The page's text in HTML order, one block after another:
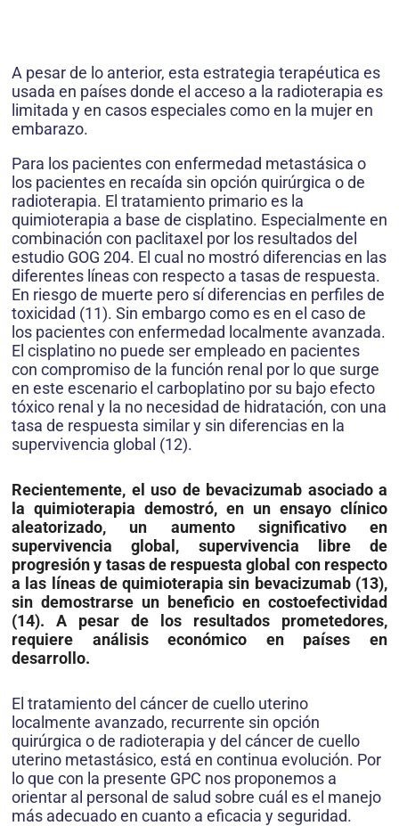
A pesar de lo anterior, esta estrategia terapéutica es
usada en países donde el acceso a la radioterapia es
limitada y en casos especiales como en la mujer en
embarazo.
Para los pacientes con enfermedad metastásica o
los pacientes en recaída sin opción quirúrgica o de
radioterapia. El tratamiento primario es la
quimioterapia a base de cisplatino. Especialmente en
combinación con paclitaxel por los resultados del
estudio GOG 204. El cual no mostró diferencias en las
diferentes líneas con respecto a tasas de respuesta.
En riesgo de muerte pero sí diferencias en perfiles de
toxicidad (11). Sin embargo como es en el caso de
los pacientes con enfermedad localmente avanzada.
El cisplatino no puede ser empleado en pacientes
con compromiso de la función renal por lo que surge
en este escenario el carboplatino por su bajo efecto
tóxico renal y la no necesidad de hidratación, con una
tasa de respuesta similar y sin diferencias en la
supervivencia global (12).
Recientemente, el uso de bevacizumab asociado a
la quimioterapia demostró, en un ensayo clínico
aleatorizado, un aumento significativo en
supervivencia global, supervivencia libre de
progresión y tasas de respuesta global con respecto
a las líneas de quimioterapia sin bevacizumab (13),
sin demostrarse un beneficio en costoefectividad
(14). A pesar de los resultados prometedores,
requiere análisis económico en países en
desarrollo.
El tratamiento del cáncer de cuello uterino
localmente avanzado, recurrente sin opción
quirúrgica o de radioterapia y del cáncer de cuello
uterino metastásico, está en continua evolución. Por
lo que con la presente GPC nos proponemos a
orientar al personal de salud sobre cuál es el manejo
más adecuado en cuanto a eficacia y seguridad.